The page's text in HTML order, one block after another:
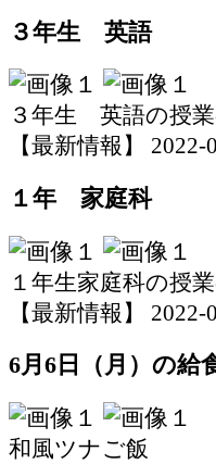
３年生 英語
３年生 英語の授
【最新情報】
１年 家庭科
１年生家庭科の授
【最新情報】
6月6日（月）の給
和風ツナご飯